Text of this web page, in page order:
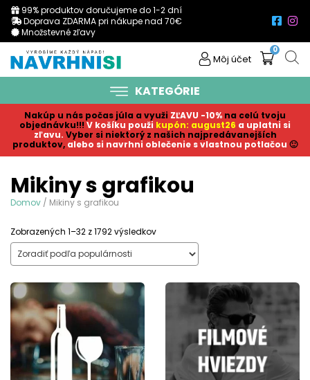
99% produktov doručujeme do 1-2 dní
Doprava ZDARMA pri nákupe nad 70€
Množstevné zľavy
Môj účet
0
KATEGÓRIE
Nakúp u nás počas júla a využi ZĽAVU -10% na celú tvoju
objednávku!!! V košíku použi kupón: august26 a uplatni si
zľavu. Vyber si niektorý z našich najpredávanejších
produktov, alebo si navrhni oblečenie s vlastnou potlačou 🙂
Mikiny s grafikou
Domov / Mikiny s grafikou
Zobrazených 1–32 z 1792 výsledkovSorted
by
popularity